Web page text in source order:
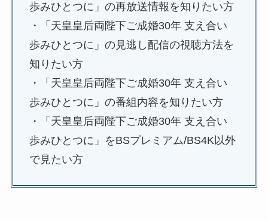
歩みひとつに」の再放送情報を知りたい方
・「天皇皇后両陛下ご成婚30年 支え合い
歩みひとつに」の見逃し配信の視聴方法を
知りたい方
・「天皇皇后両陛下ご成婚30年 支え合い
歩みひとつに」の番組内容を知りたい方
・「天皇皇后両陛下ご成婚30年 支え合い
歩みひとつに」をBSプレミアム/BS4K以外
で見たい方